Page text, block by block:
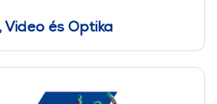
Video és Optika